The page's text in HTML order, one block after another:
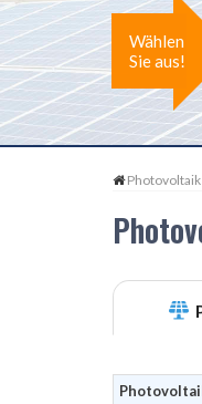
Wählen
Sie aus!
Photovoltaik